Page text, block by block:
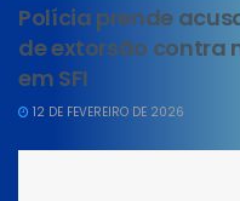
Polícia prende
de extorsão contra
em SFI
12 DE FEVEREIRO DE 2026